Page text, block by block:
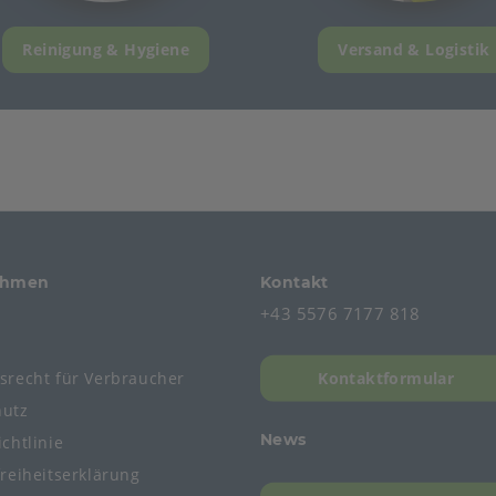
Reinigung & Hygiene Versand & Logistik
für Verbraucher
Kontakt
+43 5576 7177 818
Kontaktformular
News